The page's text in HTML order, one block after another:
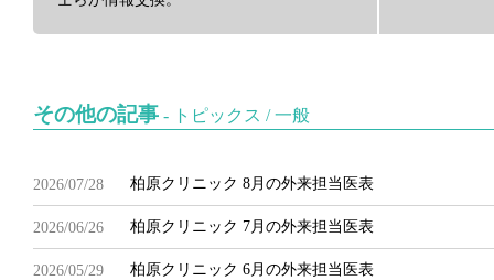
その他の記事 - トピックス /一般
2026/07/28 柏原クリニック 8月の外来担当医表
2026/06/26 柏原クリニック 7月の外来担当医表
2026/05/29 柏原クリニック 6月の外来担当医表